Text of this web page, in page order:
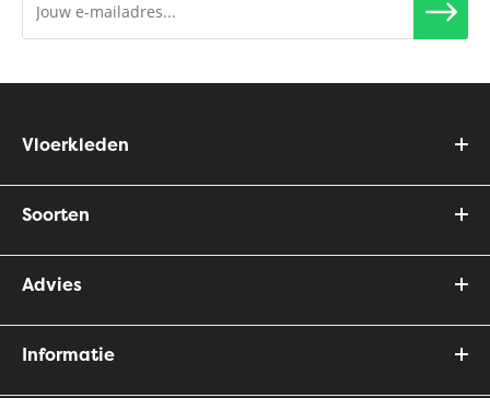
Vloerkleden
Soorten
Advies
Informatie